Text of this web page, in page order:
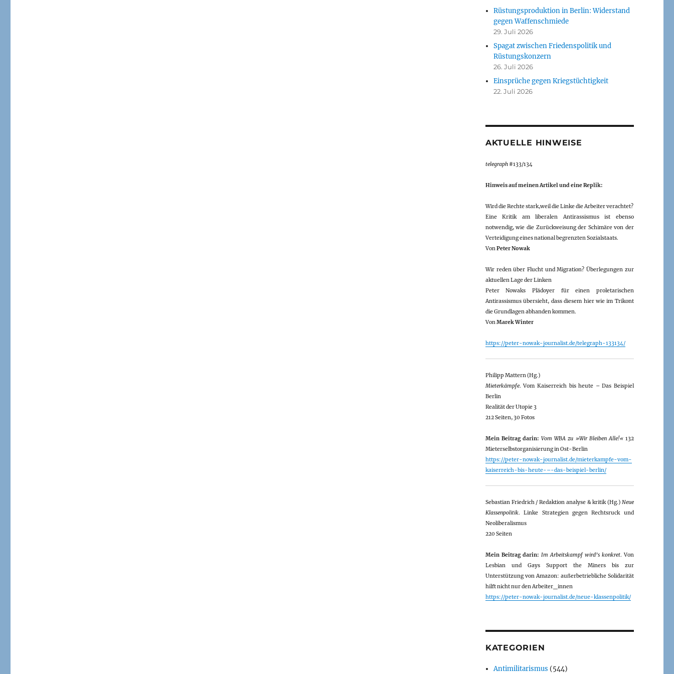
Rüstungsproduktion in Berlin: Widerstand
gegen Waffenschmiede
29. Juli 2026
Spagat zwischen Friedenspolitik und
Rüstungskonzern
26. Juli 2026
Einsprüche gegen Kriegstüchtigkeit
22. Juli 2026
AKTUELLE HINWEISE
telegraph#133/134
Hinweis auf meinen Artikel und eine Replik:
Wird die Rechte stark,weil die Linke die Arbeiter verachtet?
Eine Kritik am liberalen Antirassismus ist ebenso
notwendig, wie die Zurückweisung der Schimäre von der
Verteidigung eines national begrenzten Sozialstaats.
VonPeter Nowak
Wir reden über Flucht und Migration? Überlegungen zur
aktuellen Lage der Linken
Peter Nowaks Plädoyer für einen proletarischen
Antirassismus übersieht, dass diesem hier wie im Trikont
die Grundlagen abhanden kommen.
VonMarek Winter
https://peter-nowak-journalist.de/telegraph-133134/
Philipp Mattern (Hg.)
Mieterkämpfe. Vom Kaiserreich bis heute – Das Beispiel
Berlin
Realität der Utopie 3
212 Seiten, 30 Fotos
Mein Beitrag darin: Vom WBA zu »Wir Bleiben Alle!«132
Mieterselbstorganisierung in Ost-Berlin
https://peter-nowak-journalist.de/mieterkampfe-vom-
kaiserreich-bis-heute-–-das-beispiel-berlin/
Sebastian Friedrich / Redaktion analyse & kritik (Hg.) Neue
Klassenpolitik. Linke Strategien gegen Rechtsruck und
Neoliberalismus
220 Seiten
Mein Beitrag darin: Im Arbeitskampf wird’s konkret. Von
Lesbian und Gays Support the Miners bis zur
Unterstützung von Amazon: außerbetriebliche Solidarität
hilft nicht nur den Arbeiter_innen
https://peter-nowak-journalist.de/neue-klassenpolitik/
KATEGORIEN
Antimilitarismus (544)